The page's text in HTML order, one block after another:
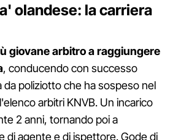
olandese: la carriera
giovane arbitro a raggiungere
, conducendo con successo
da poliziotto che ha sospeso nel
arbitri KNVB. Un incarico
2 anni, tornando poi a
di agente e di ispettore. Gode di